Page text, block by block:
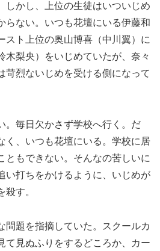
しかし、上位の生徒はいついじめ
らない。いつも花壇にいる伊藤和
スト上位の奥山博喜（中川翼）に
木梨央）をいじめていたが、奈々
苛烈ないじめを受ける側になって
。毎日欠かさず学校へ行く。だ
く、いつも花壇にいる。学校に居
ともできない。そんなの苦しいに
い打ちをかけるように、いじめが
す。
問題を指摘していた。スクールカ
て見ぬふりをするどころか、カー